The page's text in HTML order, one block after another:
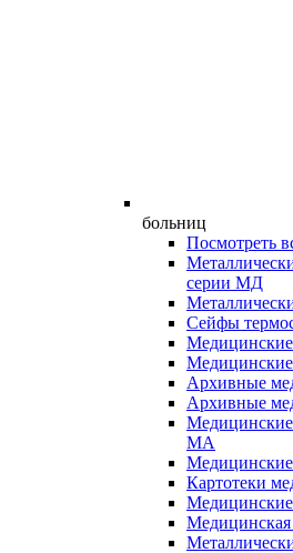
больниц
Посмотреть
серии МД
Сейфы
Архивные
Архивные
МА
Картотеки
Медицинская